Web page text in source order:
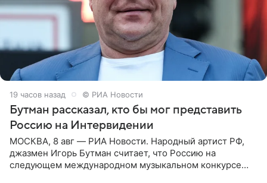
19 часов назад © РИА Новости
Бутман рассказал, кто бы мог представить
Россию на Интервидении
МОСКВА, 8 авг — РИА Новости. Народный артист РФ,
джазмен Игорь Бутман считает, что Россию на
следующем международном музыкальном конкурсе